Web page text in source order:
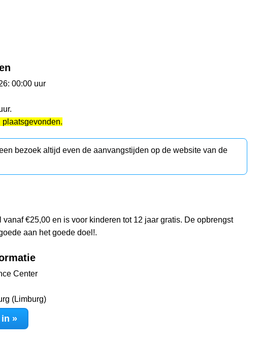
00:00 uur
plaatsgevonden.
bezoek altijd even de aanvangstijden op de website van de
vanaf €25,00 en is voor kinderen tot 12 jaar gratis. De opbrengst
aan het goede doel!.
Center
(Limburg)
»